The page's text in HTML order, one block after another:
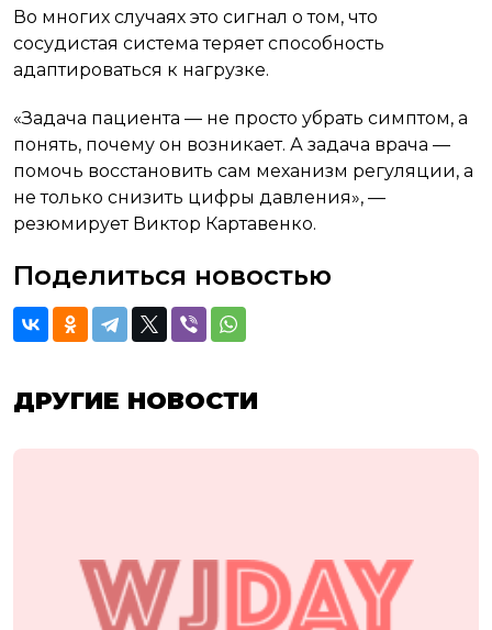
Во многих случаях это сигнал о том, что
сосудистая система теряет способность
адаптироваться к нагрузке.
«Задача пациента — не просто убрать симптом, а
понять, почему он возникает. А задача врача —
помочь восстановить сам механизм регуляции, а
не только снизить цифры давления», —
резюмирует Виктор Картавенко.
Поделиться новостью
ДРУГИЕ НОВОСТИ